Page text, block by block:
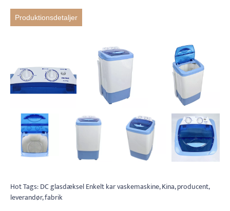
Produktionsdetaljer
Hot Tags: DC glasdæksel Enkelt kar vaskemaskine, Kina, producent,
leverandør, fabrik